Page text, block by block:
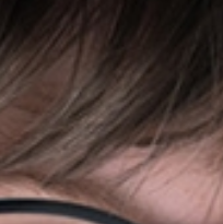
に貢献しています。